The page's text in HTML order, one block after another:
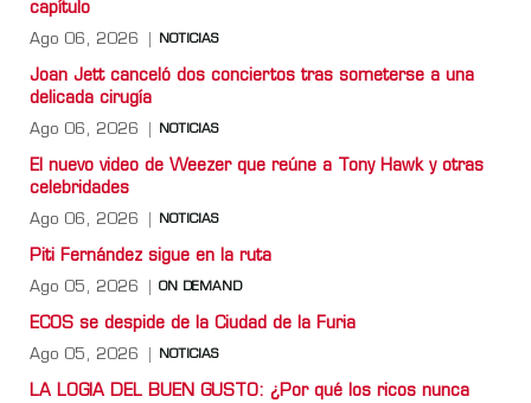
capítulo
Ago 06, 2026 NOTICIAS
Joan Jett canceló dos conciertos tras someterse a una
delicada cirugía
Ago 06, 2026 NOTICIAS
El nuevo video de Weezer que reúne a Tony Hawk y otras
celebridades
Ago 06, 2026 NOTICIAS
Piti Fernández sigue en la ruta
Ago 05, 2026 ON DEMAND
ECOS se despide de la Ciudad de la Furia
Ago 05, 2026 NOTICIAS
LA LOGIA DEL BUEN GUSTO: ¿Por qué los ricos nunca